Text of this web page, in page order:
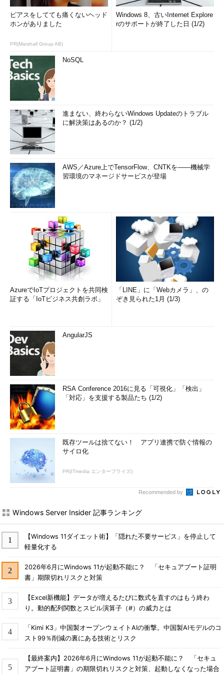
ピアスをしてても痛くないヘッド
ホンがありました
PR(Marshall Group AB)
Windows 8、古いInternet Explore
rのサポートが終了した日 (1/2)
NoSQL
進まない、終わらないWindows Updateのトラブル
に解決策はあるのか？ (1/2)
AWS／Azure上でTensorFlow、CNTKを――機械学
習環境のマネージドサービスが登場
AzureでIoTプロジェクトを共同検
証する「IoTビジネス共創ラボ」
「LINE」に「Webカメラ」、の
ぞき見られた1月 (1/3)
AngularJS
RSA Conference 2016に見る「可視化」「検出」
「対応」を支援する製品たち (1/2)
既存ツールは捨てない！ アプリ連携で防ぐ情報の
サイロ化
PR(ITmedia エンタープライズ)
Recommended by
Windows Server Insider 記事ランキング
【Windows 11ダイエット術】「隠れた不要サービス」を停止して
軽量化する
2026年6月にWindows 11が起動不能に？ 「セキュアブート証明
書」期限切れリスクと対策
【Excel新機能】データが増えるたびに数式を直すのはもう終わ
り。動的配列関数とスピル演算子（#）の威力とは
「Kimi K3」中国製オープンウェイトAIの衝撃。中国製AIモデルのコ
スト99％削減の裏にある技術とリスク
【最終案内】2026年6月にWindows 11が起動不能に？ 「セキュ
アブート証明書」の期限切れリスクと対策、起動しなくなった場合